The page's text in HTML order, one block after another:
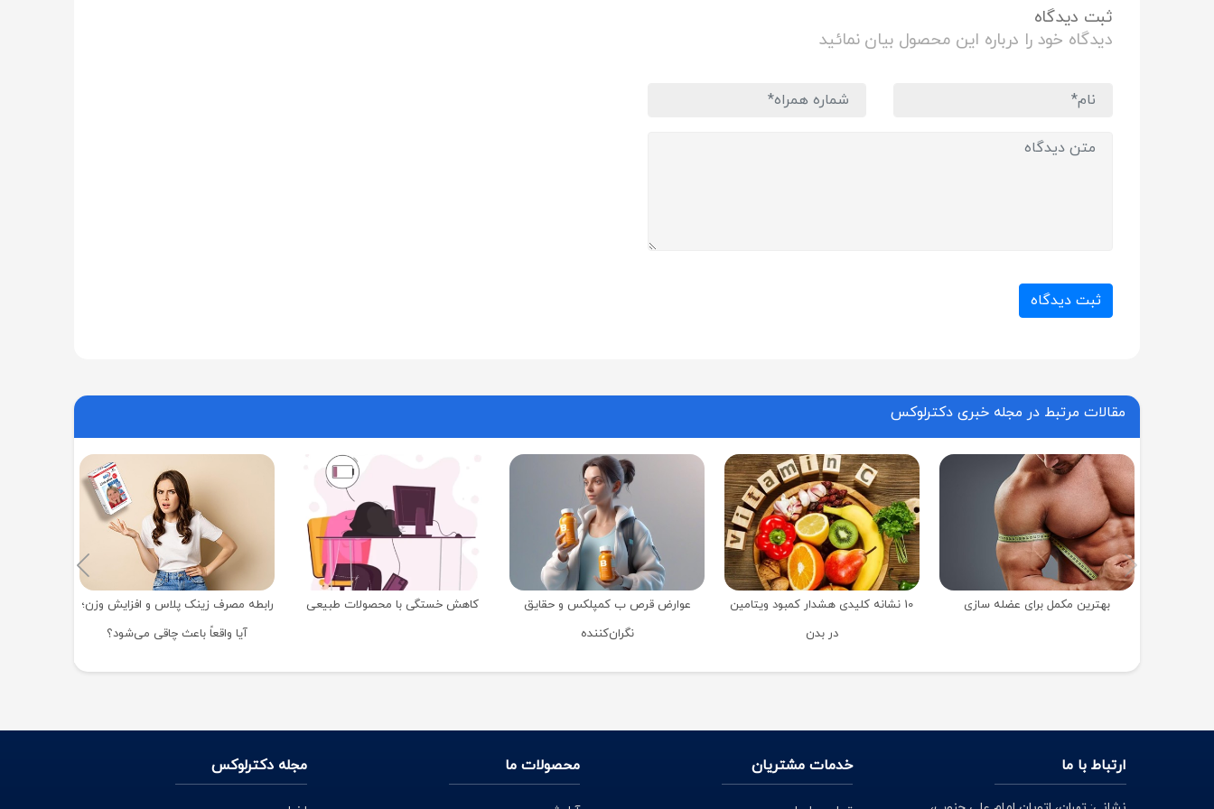
ثبت دیدگاه
دیدگاه خود را درباره این محصول بیان نمائید
ثبت دیدگاه
مقالات مرتبط در مجله خبری دکترلوکس
بهترین مکمل برای عضله سازی
10 نشانه کلیدی هشدار کمبود ویتامین
در بدن
عوارض قرص ب کمپلکس و حقایق
نگران‌کننده
کاهش خستگی با محصولات طبیعی
رابطه مصرف زینک پلاس و افزایش وزن؛
آیا واقعاً باعث چاقی می‌شود؟
ارتباط با ما خدمات مشتریان محصولات ما مجله دکترلوکس